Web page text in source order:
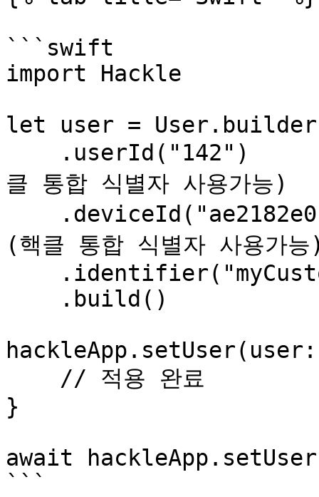
```swift
import Hackle
let user =
클 통합 식별자 사용가능)
(핵클 통합 식별자 사용가
}
await
```